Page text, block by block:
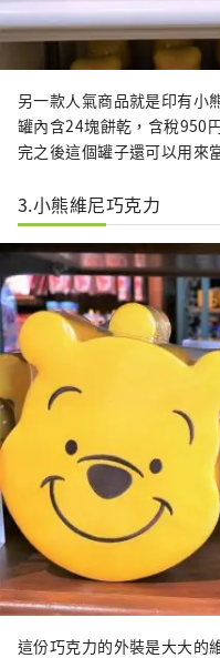
另一款人氣商品就是印有小
罐內含24塊餅乾，含稅950
完之後這個罐子還可以用來
3.小熊維尼巧克力
這份巧克力的外裝是大大的